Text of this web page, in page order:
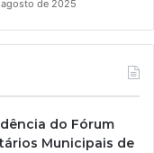
agosto de 2025
do Fórum
Municipais de